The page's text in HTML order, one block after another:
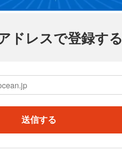
ドレスで登録する
送信する